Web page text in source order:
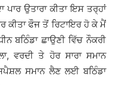
ਉਤਾਰਾ ਕੀਤਾ ਇਸ ਤਰ੍ਹਾਂ
ਕੀਤਾ ਫੌਜ ਤੋਂ ਰਿਟਾਇਰ ਹੋ ਕੇ ਮੈਂ
ਬਠਿੰਡਾ ਛਾਉਣੀ ਵਿੱਚ ਨੌਕਰੀ
ਵਰਦੀ ਤੇ ਹੋਰ ਸਾਰਾ ਸਮਾਨ
ਸਮਾਨ ਲੈਣ ਲਈ ਬਠਿੰਡਾ